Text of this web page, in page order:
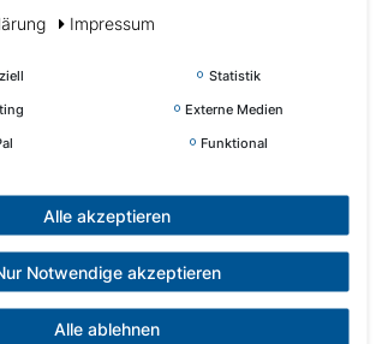
(0)
0
0
0
0
0
Impressum
Statistik
Externe Medien
Funktional
Alle akzeptieren
Notwendige akzeptieren
Alle ablehnen